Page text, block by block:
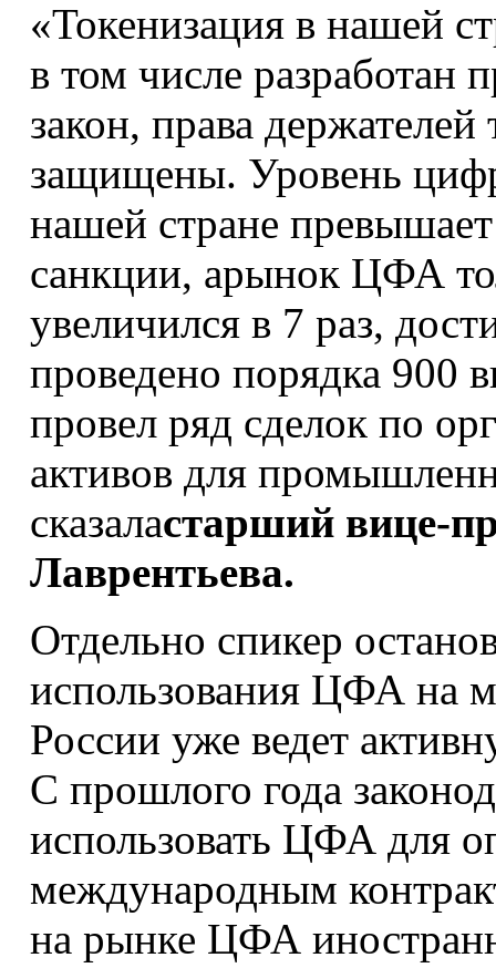
«Токенизация в нашей
в том числе
закон, права
защищены. Уровень
нашей стране
санкции, арынок ЦФА
увеличился в 7 раз,
проведено порядка 900
провел ряд сделок по
активов для
сказаластарший вице-
Лаврентьева.
Отдельно спикер
использования ЦФА на
России уже ведет
С прошлого года
использовать ЦФА для
международным
на рынке ЦФА